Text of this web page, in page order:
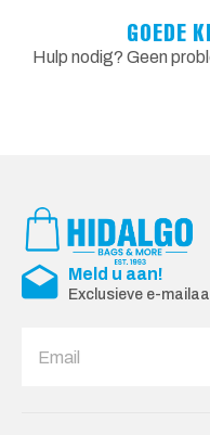
GOEDE
Hulp nodig? Geen
Meld u aan!
Exclusieve e-